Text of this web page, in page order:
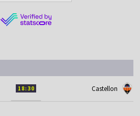
18:30 Castellon